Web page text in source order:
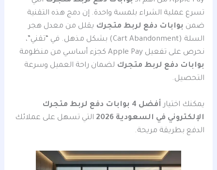
تسرع عملية الشراء بلمسة واحدة. إن دمج هذه التقنية
ضمن بوابات دفع لربط متجرك يقلل من معدل هجر
السلة (Cart Abandonment) بشكل مذهل. في “تقني”،
نحرص على تفعيل Apple Pay كجزء أساسي من منظومة
بوابات دفع لربط متجرك لضمان راحة العميل وسرعة
التحصيل.
يمكنك اختيار
أفضل 4 بوابات دفع لربط متجرك
الإلكتروني في السعودية 2026
التي تسهل على عملائك
الدفع بطريقة مريحة.